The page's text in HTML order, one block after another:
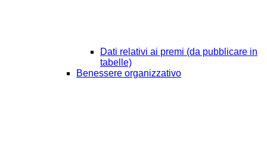
Dati relativi ai premi (da pubblicare in
tabelle)
Benessere organizzativo